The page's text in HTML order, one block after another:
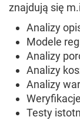
znajdują się
Analizy
Modele
Analizy
Analizy
Analizy
Testy